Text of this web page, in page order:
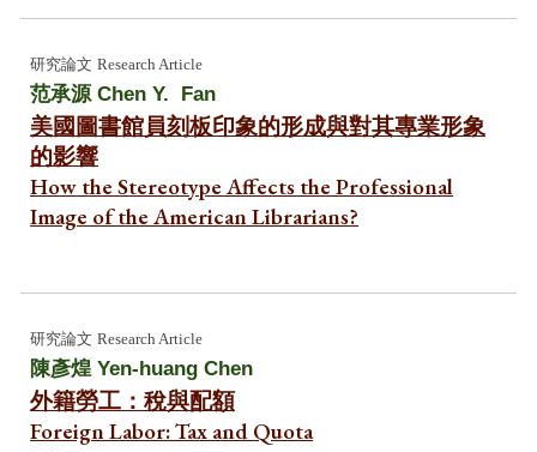
研究論文Research Article
范承源 Chen Y. Fan
美國圖書館員刻板印象的形成與對其專業形象
的影響
How the Stereotype Affects the Professional
Image of the American Librarians?
研究論文Research Article
陳彥煌 Yen-huang Chen
外籍勞工：稅與配額
Foreign Labor: Tax and Quota